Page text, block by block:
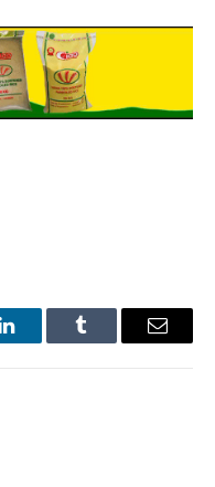
LinkedInTumblr Email